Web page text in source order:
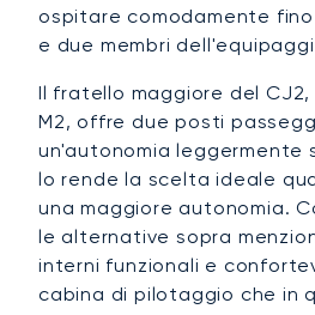
ospitare comodamente
e due membri
Il fratello maggiore del
M2, offre due posti
un'autonomia leggermente
lo rende la scelta ideale
una maggiore autonomia.
le alternative sopra
interni funzionali e
cabina di pilotaggio che in